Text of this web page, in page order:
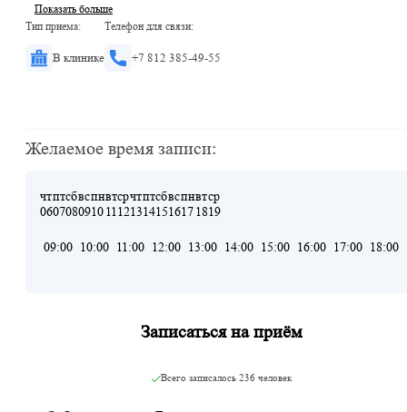
Показать больше
Тип приема:
В клинике
Телефон для связи:
+7 812 385-49-55
Желаемое время записи:
чт
06
пт
07
сб
08
вс
09
пн
10
вт
11
ср
12
чт
13
пт
14
сб
15
вс
16
пн
17
вт
18
ср
19
09:00 10:00 11:00 12:00 13:00 14:00 15:00 16:00 17:00 18:00
Записаться на приём
Всего записалось 236 человек